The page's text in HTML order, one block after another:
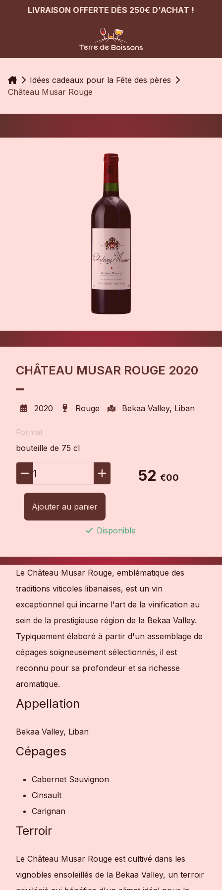
LIVRAISON OFFERTE DÈS 250€ D'ACHAT !
AccueilIdées cadeaux pour la Fête des pères
Château Musar Rouge
CHÂTEAU MUSAR ROUGE 2020
2020 Rouge Bekaa Valley, Liban
Format
bouteille de 75 cl
1 52 €00
Ajouter au panier
Disponible
Le Château Musar Rouge, emblématique des
traditions viticoles libanaises, est un vin
exceptionnel qui incarne l'art de la vinification au
sein de la prestigieuse région de la Bekaa Valley.
Typiquement élaboré à partir d'un assemblage de
cépages soigneusement sélectionnés, il est
reconnu pour sa profondeur et sa richesse
aromatique.
Appellation
Bekaa Valley, Liban
Cépages
Cabernet Sauvignon
Cinsault
Carignan
Terroir
Le Château Musar Rouge est cultivé dans les
vignobles ensoleillés de la Bekaa Valley, un terroir